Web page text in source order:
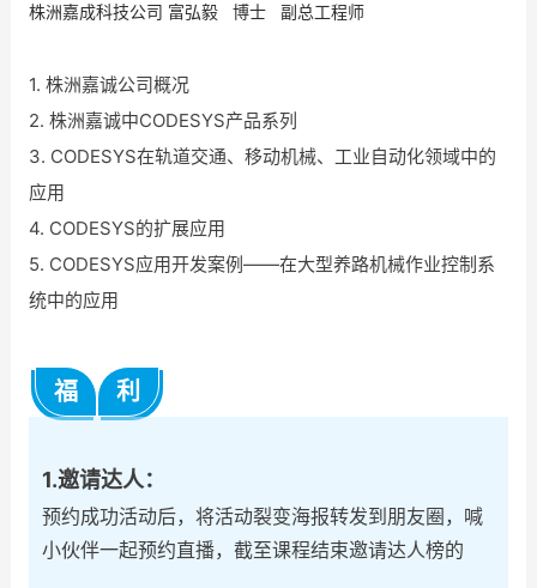
株洲嘉成科技公司 富弘毅 博士 副总工程师
1. 株洲嘉诚公司概况
2. 株洲嘉诚中CODESYS产品系列
3. CODESYS在轨道交通、移动机械、工业自动化领域中的
应用
4. CODESYS的扩展应用
5. CODESYS应用开发案例——在大型养路机械作业控制系
统中的应用
福 利
1.邀请达人：
预约成功活动后，将活动裂变海报转发到朋友圈，喊
小伙伴一起预约直播，截至课程结束邀请达人榜的